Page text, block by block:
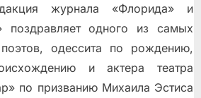
журнала «Флорида» и
поздравляет одного из самых
одессита по рождению,
и актера театра
по призванию Михаила Эстиса